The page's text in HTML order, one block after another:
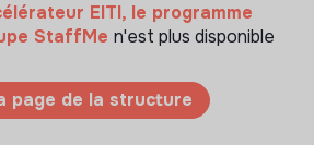
EITI, le programme
StaffMe n'est plus disponible
page de la structure